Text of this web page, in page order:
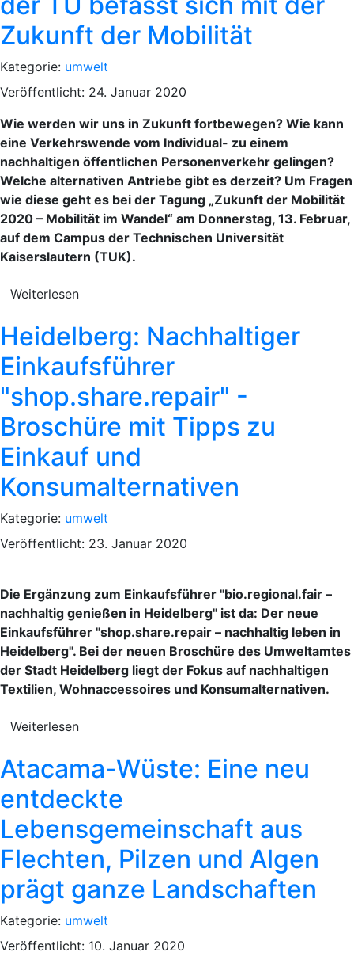
Zukunft der Mobilität
Kategorie: umwelt
Veröffentlicht: 24. Januar 2020
Wie werden wir uns in Zukunft fortbewegen? Wie kann
eine Verkehrswende vom Individual- zu einem
nachhaltigen öffentlichen Personenverkehr gelingen?
Welche alternativen Antriebe gibt es derzeit? Um Fragen
wie diese geht es bei der Tagung „Zukunft der Mobilität
2020 – Mobilität im Wandel“ am Donnerstag, 13. Februar,
auf dem Campus der Technischen Universität
Kaiserslautern (TUK).
Weiterlesen
Heidelberg: Nachhaltiger
Einkaufsführer
"shop.share.repair" -
Broschüre mit Tipps zu
Einkauf und
Konsumalternativen
Kategorie: umwelt
Veröffentlicht: 23. Januar 2020
Die Ergänzung zum Einkaufsführer "bio.regional.fair –
nachhaltig genießen in Heidelberg" ist da: Der neue
Einkaufsführer "shop.share.repair – nachhaltig leben in
Heidelberg". Bei der neuen Broschüre des Umweltamtes
der Stadt Heidelberg liegt der Fokus auf nachhaltigen
Textilien, Wohnaccessoires und Konsumalternativen.
Weiterlesen
Atacama-Wüste: Eine neu
entdeckte
Lebensgemeinschaft aus
Flechten, Pilzen und Algen
prägt ganze Landschaften
Kategorie: umwelt
Veröffentlicht: 10. Januar 2020